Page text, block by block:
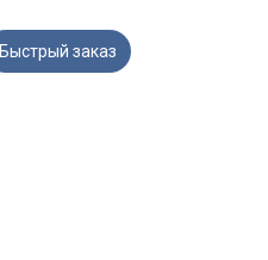
Быстрый заказ